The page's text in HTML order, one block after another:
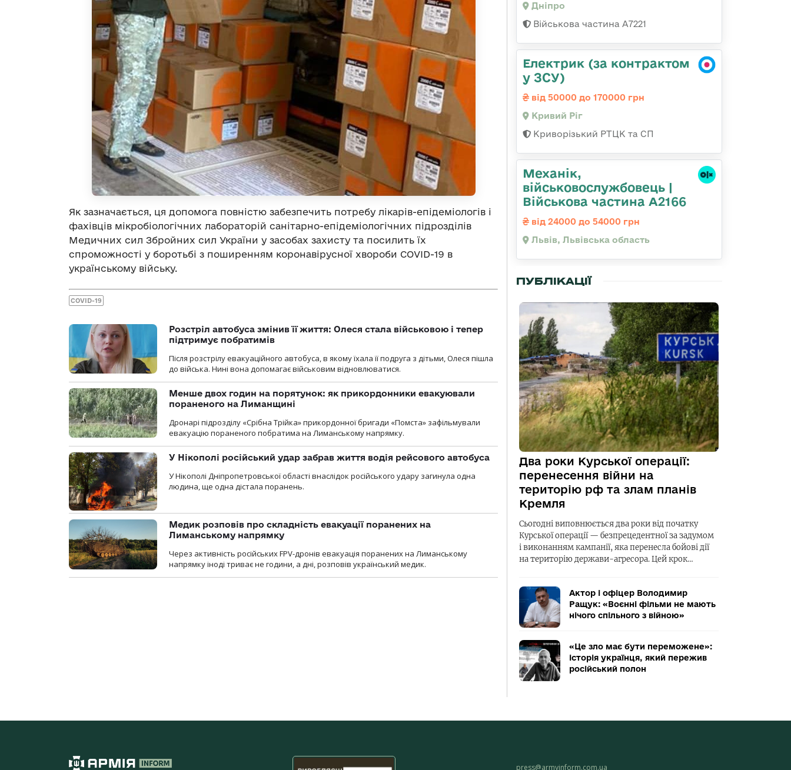
Як зазначається, ця допомога повністю забезпечить потребу лікарів-епідеміологів і
фахівців мікробіологічних лабораторій санітарно-епідеміологічних підрозділів
Медичних сил Збройних сил України у засобах захисту та посилить їх
спроможності у боротьбі з поширенням коронавірусної хвороби COVID-19 в
українському війську.
COVID-19
Розстріл автобуса змінив її життя: Олеся стала військовою і тепер
підтримує побратимів
Після розстрілу евакуаційного автобуса, в якому їхала її подруга з дітьми, Олеся пішла
до війська. Нині вона допомагає військовим відновлюватися.
Менше двох годин на порятунок: як прикордонники евакуювали
пораненого на Лиманщині
Дронарі підрозділу «Срібна Трійка» прикордонної бригади «Помста» зафільмували
евакуацію пораненого побратима на Лиманському напрямку.
У Нікополі російський удар забрав життя водія рейсового автобуса
У Нікополі Дніпропетровської області внаслідок російського удару загинула одна
людина, ще одна дістала поранень.
Медик розповів про складність евакуації поранених на
Лиманському напрямку
Через активність російських FPV-дронів евакуація поранених на Лиманському
напрямку іноді триває не години, а дні, розповів український медик.
Дніпро
Військова частина А7221
Електрик (за контрактом
у ЗСУ)
від 50000 до 170000 грн
Кривий Ріг
Криворізький РТЦК та СП
Механік,
військовослужбовець |
Військова частина А2166
від 24000 до 54000 грн
Львів, Львівська область
ПУБЛІКАЦІЇ
Два роки Курської операції:
перенесення війни на
територію рф та злам планів
Кремля
Сьогодні виповнюється два роки від початку
Курської операції — безпрецедентної за задумом
і виконанням кампанії, яка перенесла бойові дії
на територію держави-агресора. Цей крок…
Актор і офіцер Володимир
Ращук: «Воєнні фільми не мають
нічого спільного з війною»
«Це зло має бути переможене»:
історія українця, який пережив
російський полон
press@armyinform.com.ua